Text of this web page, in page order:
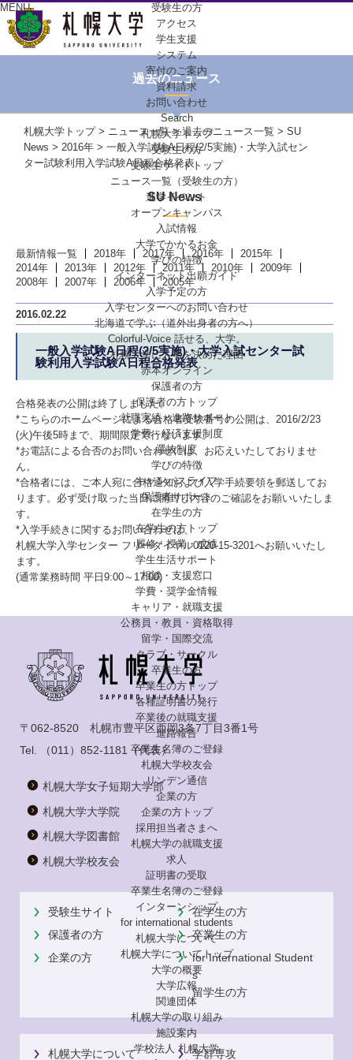
MENU
受験生の方
アクセス
学生支援
システム
寄付のご案内
資料請求
お問い合わせ
Search
札幌大学トップ
受験生の方
受験生サイトトップ
ニュース一覧（受験生の方）
進学イベント
オープンキャンパス
入試情報
大学でかかるお金
学びの特徴
インターネット出願ガイド
入学予定の方
入学センターへのお問い合わせ
北海道で学ぶ（道外出身者の方へ）
Colorful-Voice 話せる、大学。
札幌大学に入学を決めた理由
赤本オンライン
保護者の方
保護者の方トップ
就職実績・進路サポート
学費・経済支援制度
選抜制度
学びの特徴
キャンパスライフ
保護者サポート
在学生の方
在学生の方トップ
履修・授業・成績
学生生活サポート
相談・支援窓口
学費・奨学金情報
キャリア・就職支援
公務員・教員・資格取得
留学・国際交流
クラブ・サークル
卒業生の方
卒業生の方トップ
各種証明書の発行
卒業後の就職支援
進路報告
卒業生名簿のご登録
札幌大学校友会
リンデン通信
企業の方
企業の方トップ
採用担当者さまへ
札幌大学の就職支援
求人
証明書の受取
卒業生名簿のご登録
インターンシップ
for international students
札幌大学について
札幌大学についてトップ
大学の概要
大学広報
関連団体
札幌大学の取り組み
施設案内
学校法人 札幌大学
過去のニュース
札幌大学トップ> ニュース一覧>過去のニュース一覧 > SU
News > 2016年 > 一般入学試験A日程(2/5実施)・大学入試セン
ター試験利用入学試験A日程合格発表
SU News
最新情報一覧 2018年 2017年 2016年
2015年
2014年
2013年 2012年 2011年 2010年
2009年
2008年
2007年 2006年 2005年
2016.02.22
一般入学試験A日程(2/5実施)・大学入試センター試
験利用入学試験A日程合格発表
合格発表の公開は終了しました。
*こちらのホームページによる合格者受験番号の公開は、2016/2/23
(火)午後5時まで、期間限定で行ないます。
*お電話による合否のお問い合わせには、お応えいたしておりませ
ん。
*合格者には、ご本人宛に合格通知および入学手続要領を郵送してお
ります。必ず受け取った当日に開封し内容のご確認をお願いいたしま
す。
*入学手続きに関するお問い合わせは、
札幌大学入学センター フリーダイヤル0120-15-3201へお願いいたし
ます。
(通常業務時間 平日9:00～17:00)
〒062-8520 札幌市豊平区西岡3条7丁目3番1号
Tel.
（011）852-1181 （代表）
札幌大学女子短期大学部
札幌大学大学院
札幌大学図書館
札幌大学校友会
受験生サイト
在学生の方
保護者の方
卒業生の方
企業の方
for International Student
s
留学生の方
札幌大学について 学群専攻